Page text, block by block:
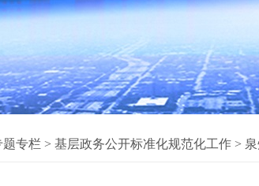
题专栏 > 基层政务公开标准化规范化工作 >